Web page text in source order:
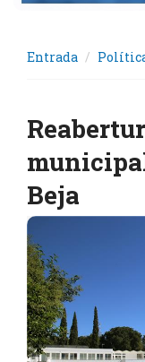
Entrada
Beja